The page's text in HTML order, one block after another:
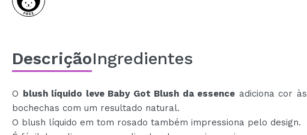
OUTLET
EM BREVE
DescriçãoIngredientes
O blush líquido leve Baby Got Blush da essence adiciona cor às
bochechas com um resultado natural.
O blush líquido em tom rosado também impressiona pelo design.